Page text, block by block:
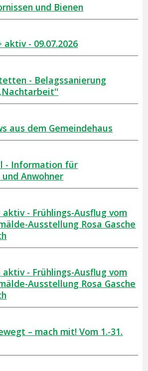
und Bienen
aktiv - 09.07.2026
- Belagssanierung
aus dem Gemeindehaus
- Information für
Anwohner
aktiv - Frühlings-Ausflug vom
Ausstellung Rosa Gasche
aktiv - Frühlings-Ausflug vom
Ausstellung Rosa Gasche
– mach mit! Vom 1.-31.